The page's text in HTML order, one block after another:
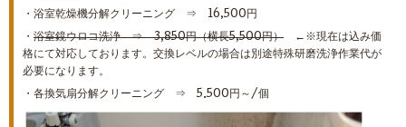
・浴室乾燥機分解クリーニング ⇒ 16,500円
・ 浴室鏡ウロコ洗浄 ⇒ 3,850円（横長5,500円） ←※現在は込み価
格にて対応しております。交換レベルの場合は別途特殊研磨洗浄作業代が
必要になります。
・各換気扇分解クリーニング ⇒ 5.500円～/個